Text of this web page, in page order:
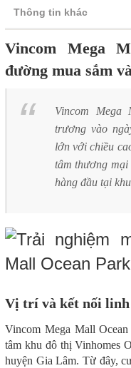
Thông tin khác
Vincom Mega
đường mua sắm
Vincom
trương vào
lớn với chiều
tâm thương mại
hàng đầu tại
Vị trí và kết nối linh
Vincom Mega Mall
tâm khu đô thị Vinhomes
huyện Gia Lâm. Từ đây,